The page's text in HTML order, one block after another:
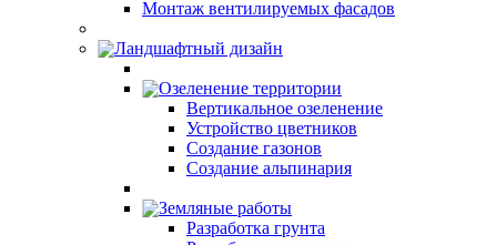
Монтаж вентилируемых фасадов
Ландшафтный дизайн
Озеленение территории
Вертикальное озеленение
Устройство цветников
Создание газонов
Создание альпинария
Земляные работы
Разработка грунта